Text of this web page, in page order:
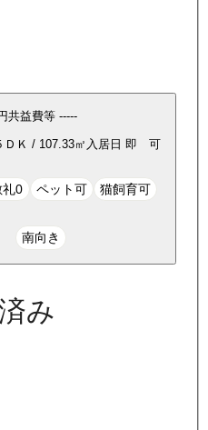
共益費等 -----
ＤＫ / 107.33㎡ 入居日 即 可
礼0 ペット可 猫飼育可
南向き
み